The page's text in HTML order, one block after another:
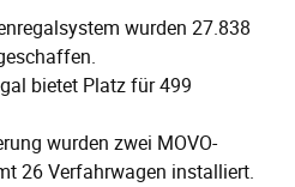
wurden 27.838
bietet Platz für 499
wurden zwei MOVO-
26 Verfahrwagen installiert.